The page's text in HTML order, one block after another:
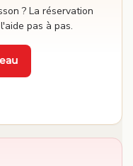
? La réservation
pas à pas.